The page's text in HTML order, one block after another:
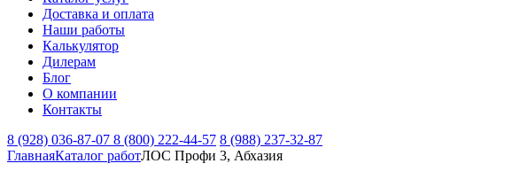
Доставка и оплата
Наши работы
Калькулятор
Дилерам
Блог
О компании
Контакты
8 (928) 036-87-07 8 (800) 222-44-57 8 (988) 237-32-87
ГлавнаяКаталог работЛОС Профи 3, Абхазия